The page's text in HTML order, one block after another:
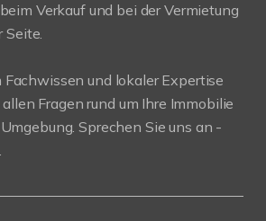
Verkauf und bei der Vermietung
Seite.
und lokaler Expertise
Fragen rund um Ihre Immobilie
Sprechen Sie uns an -